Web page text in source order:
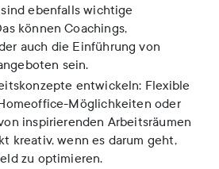
ebenfalls wichtige
können Coachings,
auch die Einführung von
sein.
entwickeln: Flexible
Möglichkeiten oder
inspirierenden Arbeitsräumen
kreativ, wenn es darum geht,
zu optimieren.